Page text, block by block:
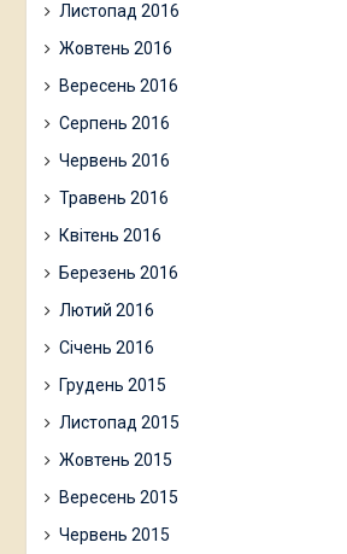
Листопад 2016
Жовтень 2016
Вересень 2016
Серпень 2016
Червень 2016
Травень 2016
Квітень 2016
Березень 2016
Лютий 2016
Січень 2016
Грудень 2015
Листопад 2015
Жовтень 2015
Вересень 2015
Червень 2015